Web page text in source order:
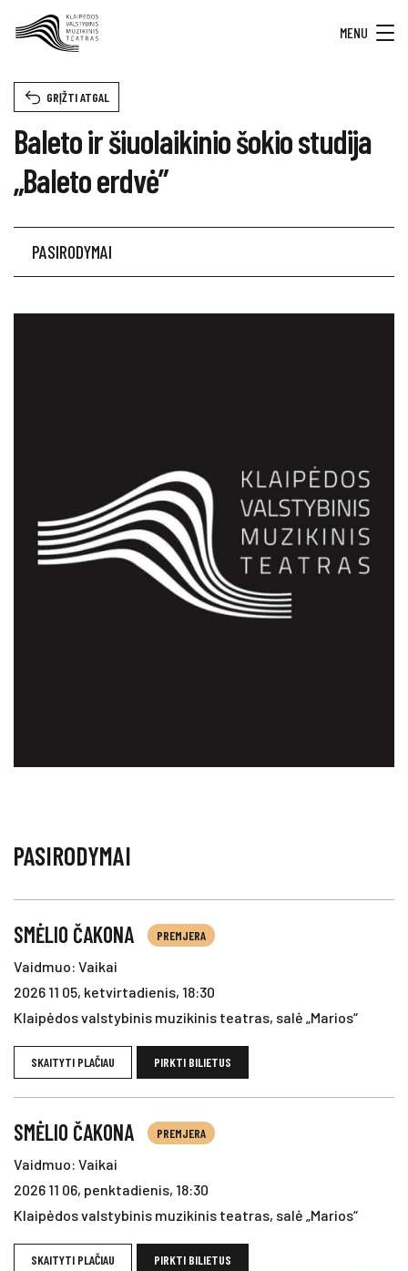
MENU
Baleto ir šiuolaikinio šokio studija
„Baleto erdvė”
GRĮŽTI ATGAL
PASIRODYMAI
PASIRODYMAI
SMĖLIO ČAKONA PREMJERA
Vaidmuo: Vaikai
2026 11 05, ketvirtadienis, 18:30
Klaipėdos valstybinis muzikinis teatras, salė „Marios“
SKAITYTI PLAČIAU PIRKTI BILIETUS
SMĖLIO ČAKONA PREMJERA
Vaidmuo: Vaikai
2026 11 06, penktadienis, 18:30
Klaipėdos valstybinis muzikinis teatras, salė „Marios“
SKAITYTI PLAČIAU PIRKTI BILIETUS